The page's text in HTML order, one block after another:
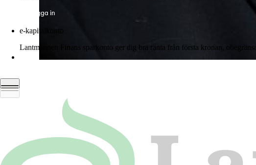
Logga in
e-kapitalkonto
Lantmännen Finans sparkonto ger dig bra ränta från första kronan,